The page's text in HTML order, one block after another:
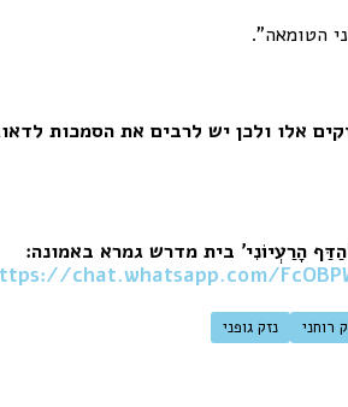
הטומאה".
אלו ולכן יש לרבים את הסמכות
הָרַעְיוֹנִי' בית מדרש גמרא באמונה:
chat.whatsapp.com/
רוחני
נזק גופני